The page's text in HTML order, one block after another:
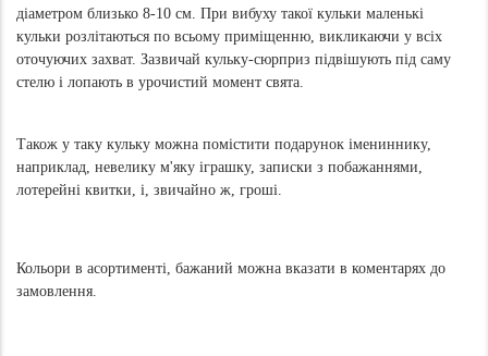
діаметром близько 8-10 см. При вибуху такої кульки маленькі
кульки розлітаються по всьому приміщенню, викликаючи у всіх
оточуючих захват. Зазвичай кульку-сюрприз підвішують під саму
стелю і лопають в урочистий момент свята.
Також у таку кульку можна помістити подарунок імениннику,
наприклад, невелику м'яку іграшку, записки з побажаннями,
лотерейні квитки, і, звичайно ж, гроші.
Кольори в асортименті, бажаний можна вказати в коментарях до
замовлення.